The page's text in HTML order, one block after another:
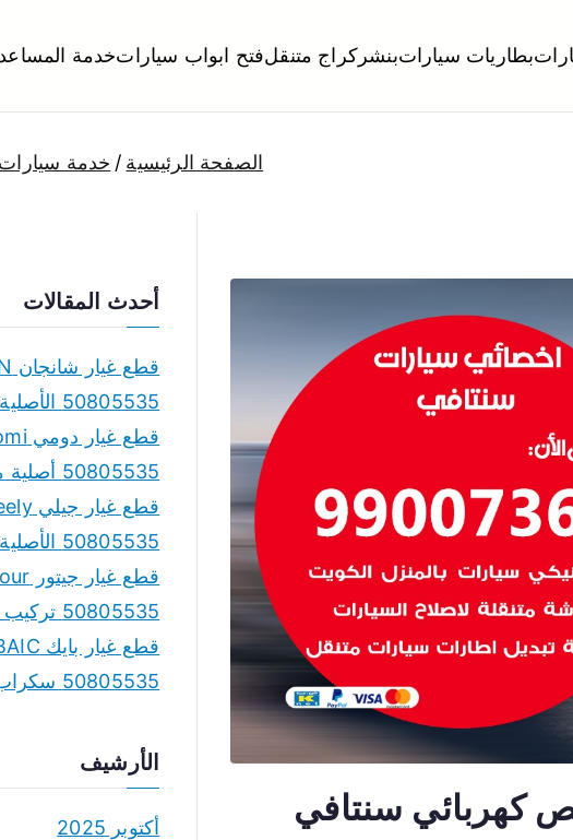
اطارات عجلات تصليح وصيانة سيارات امام المنزل تبديل بطاريات بارخص
بطاريات سياراتبنشر كراج متنقلفتح ابواب سياراتخدمة
الصفحة الرئيسية خدمة سيارات
50805535 متخصص كهربائي سنتافي
أحدث المقالات
50805535 الأصلية صيانة فورية
50805535 أصلية مع التركيب
50805535 الأصلية المكفولة
50805535 تركيب وصيانة
50805535 سكراب بايك فوري
الأرشيف
أكتوبر 2025